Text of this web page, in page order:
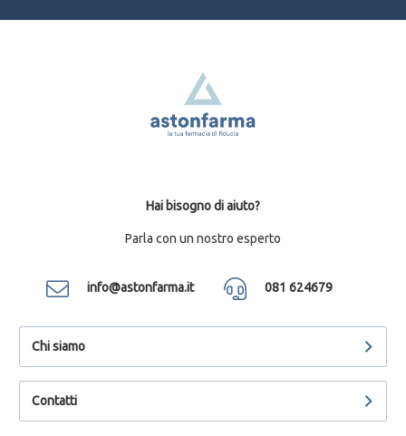
Hai bisogno di aiuto?
Parla con un nostro esperto
info@astonfarma.it 081 624679
Chi siamo
Contatti